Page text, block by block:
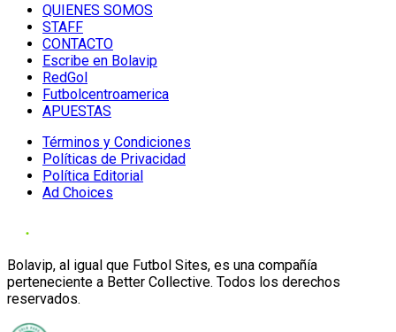
QUIENES SOMOS
STAFF
CONTACTO
Escribe en Bolavip
RedGol
Futbolcentroamerica
APUESTAS
Términos y Condiciones
Políticas de Privacidad
Política Editorial
Ad Choices
Bolavip, al igual que Futbol Sites, es una compañía
perteneciente a Better Collective. Todos los derechos
reservados.